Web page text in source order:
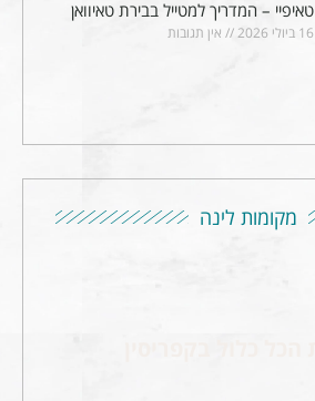
טאיפיי – המדריך למטייל בבירת טאיוואן
16 ביולי 2026 אין תגובות
מקומות לינה